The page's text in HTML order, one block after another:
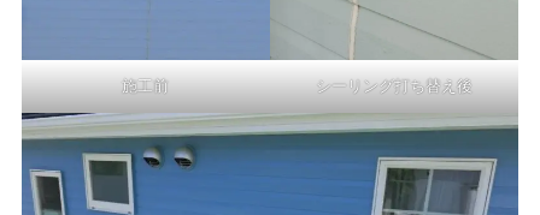
施工前 シーリング打ち替え後